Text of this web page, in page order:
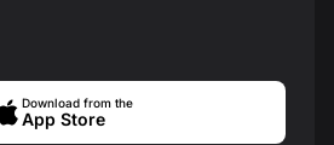
Download from the
App Store